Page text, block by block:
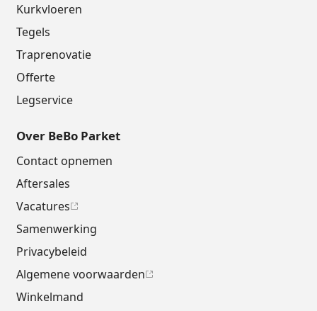
Kurkvloeren
Tegels
Traprenovatie
Offerte
Legservice
Over BeBo Parket
Contact opnemen
Aftersales
Vacatures
Samenwerking
Privacybeleid
Algemene voorwaarden
Winkelmand